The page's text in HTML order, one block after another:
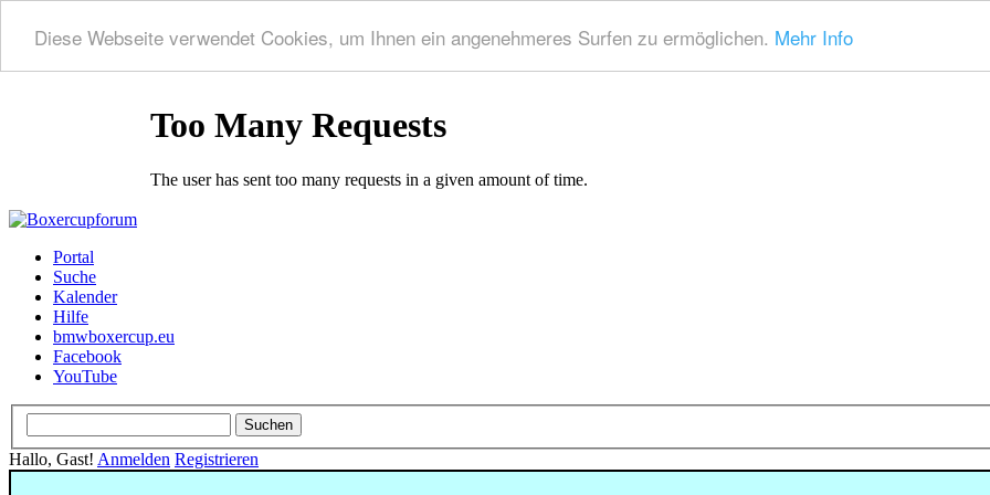
Diese Webseite verwendet Cookies, um Ihnen ein angenehmeres Surfen zu ermöglichen. Mehr Info
Portal
Suche
Kalender
Hilfe
bmwboxercup.eu
Facebook
YouTube
Hallo, Gast! Anmelden Registrieren